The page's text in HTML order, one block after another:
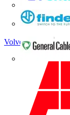
Volver a Noticias